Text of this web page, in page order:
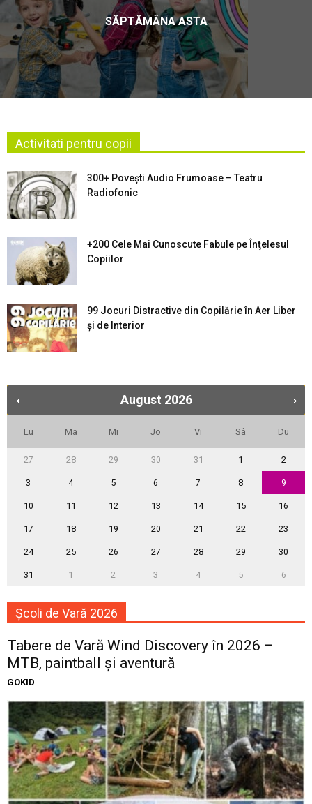
SĂPTĂMÂNA ASTA
Activitati pentru copii
300+ Povești Audio Frumoase – Teatru
Radiofonic
+200 Cele Mai Cunoscute Fabule pe Înţelesul
Copiilor
99 Jocuri Distractive din Copilărie în Aer Liber
şi de Interior
August 2026
Lu Ma Mi Jo Vi Sâ Du
27 28 29 30 31 1 2
3 4 5 6 7 8 9
10 11 12 13 14 15 16
17 18 19 20 21 22 23
24 25 26 27 28 29 30
31 1 2 3 4 5 6
Școli de Vară 2026
Tabere de Vară Wind Discovery în 2026 –
MTB, paintball și aventură
GOKID